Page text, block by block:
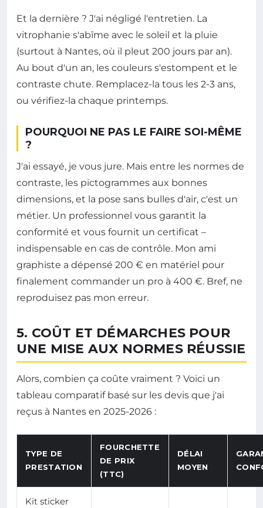
Et la dernière ? J'ai négligé l'entretien. La
vitrophanie s'abîme avec le soleil et la pluie
(surtout à Nantes, où il pleut 200 jours par an).
Au bout d'un an, les couleurs s'estompent et le
contraste chute. Remplacez-la tous les 2-3 ans,
ou vérifiez-la chaque printemps.
POURQUOI NE PAS LE FAIRE SOI-MÊME
?
J'ai essayé, je vous jure. Mais entre les normes de
contraste, les pictogrammes aux bonnes
dimensions, et la pose sans bulles d'air, c'est un
métier. Un professionnel vous garantit la
conformité et vous fournit un certificat –
indispensable en cas de contrôle. Mon ami
graphiste a dépensé 200 € en matériel pour
finalement commander un pro à 400 €. Bref, ne
reproduisez pas mon erreur.
5. COÛT ET DÉMARCHES POUR
UNE MISE AUX NORMES RÉUSSIE
Alors, combien ça coûte vraiment ? Voici un
tableau comparatif basé sur les devis que j'ai
reçus à Nantes en 2025-2026 :
TYPE DE
PRESTATION
FOURCHETTE
DE PRIX
(TTC)
DÉLAI
MOYEN
Kit sticker